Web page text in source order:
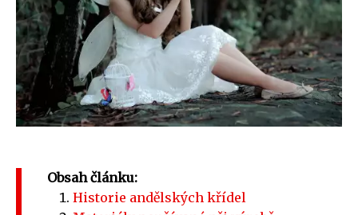
Obsah článku:
Historie andělských křídel